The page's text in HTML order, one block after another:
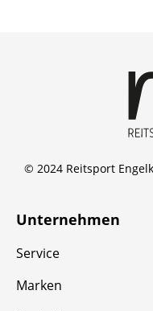
© 2024 Reitsport
Unternehmen
Service
Marken